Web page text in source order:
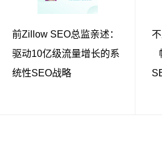
前Zillow SEO总监亲述：
驱动10亿级流量增长的系
统性SEO战略